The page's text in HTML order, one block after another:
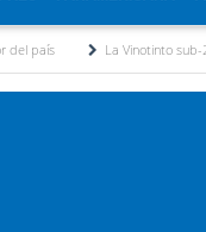
sub-20 gana medalla de oro